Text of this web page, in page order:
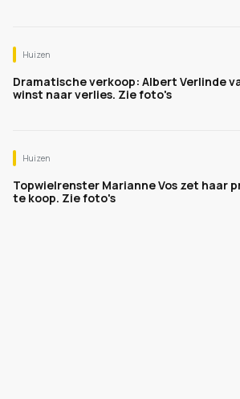
Huizen
Dramatische verkoop: Albert Verlinde
winst naar verlies. Zie foto's
Huizen
Topwielrenster Marianne Vos zet haar
te koop. Zie foto's